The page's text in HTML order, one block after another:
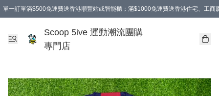
單一訂單滿$500免運費送香港順豐站或智能櫃；滿$1000免運費送香港住宅、工商
Scoop 5ive 運動潮流團購
專門店